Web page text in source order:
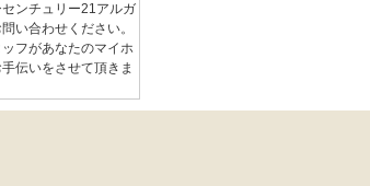
ンチュリー21アルガ
い合わせください。
フがあなたのマイホ
伝いをさせて頂きま